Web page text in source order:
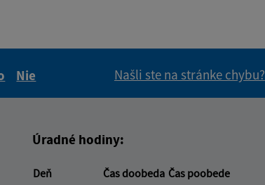
Nie
Našli ste na stránke chybu?
Úradné hodiny:
Deň Čas doobeda Čas poobede